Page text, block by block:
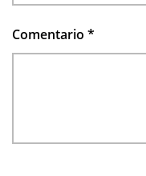
Comentario *